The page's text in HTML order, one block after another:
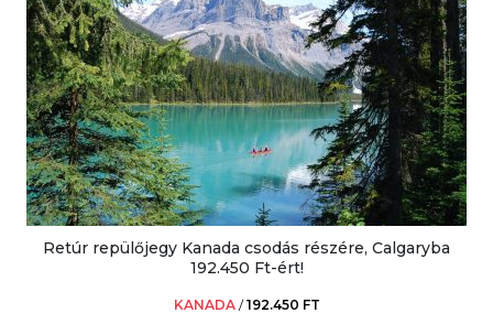
Retúr repülőjegy Kanada csodás részére, Calgaryba
192.450 Ft-ért!
KANADA /192.450 FT